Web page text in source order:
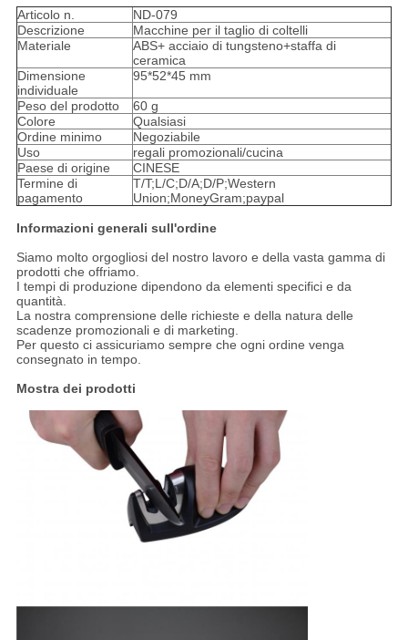
Articolo n.
ND-079
Descrizione
Macchine per il taglio di coltelli
Materiale
ABS+ acciaio di tungsteno+staffa di
ceramica
Dimensione
individuale
95*52*45 mm
Peso del prodotto
60 g
Colore
Qualsiasi
Ordine minimo
Negoziabile
Uso
regali promozionali/cucina
Paese di origine
CINESE
Termine di
pagamento
T/T;L/C;D/A;D/P;Western
Union;MoneyGram;paypal
Informazioni generali sull'ordine
Siamo molto orgogliosi del nostro lavoro e della vasta gamma di
prodotti che offriamo.
I tempi di produzione dipendono da elementi specifici e da
quantità.
La nostra comprensione delle richieste e della natura delle
scadenze promozionali e di marketing.
Per questo ci assicuriamo sempre che ogni ordine venga
consegnato in tempo.
Mostra dei prodotti